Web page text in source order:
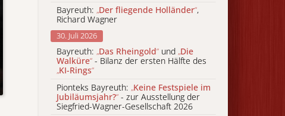
Bayreuth: „Der fliegende Holländer“,
Richard Wagner
30. Juli 2026
Bayreuth: „Das Rheingold“ und „Die
Walküre“ - Bilanz der ersten Hälfte des
„KI-Rings“
Pionteks Bayreuth: „Keine Festspiele im
Jubiläumsjahr?“ - zur Ausstellung der
Siegfried-Wagner-Gesellschaft 2026